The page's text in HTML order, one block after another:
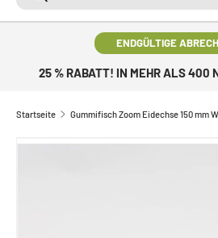
ENDGÜLTIGE
25 % RABATT! IN MEHR ALS 400
Startseite Gummifisch Zoom Eidechse 150 mm